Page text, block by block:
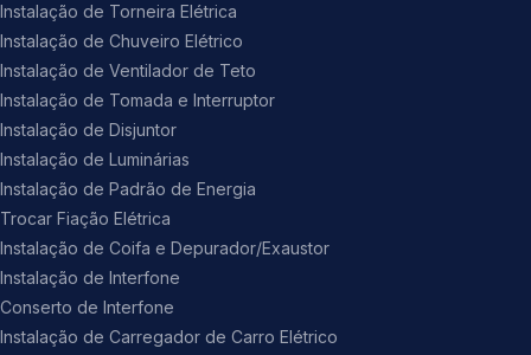
Instalação de Torneira Elétrica
Instalação de Chuveiro Elétrico
Instalação de Ventilador de Teto
Instalação de Tomada e Interruptor
Instalação de Disjuntor
Instalação de Luminárias
Instalação de Padrão de Energia
Trocar Fiação Elétrica
Instalação de Coifa e Depurador/Exaustor
Instalação de Interfone
Conserto de Interfone
Instalação de Carregador de Carro Elétrico